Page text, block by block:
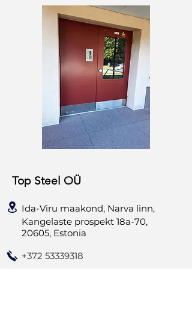
Top Steel OÜ
Ida-Viru maakond, Narva linn,
Kangelaste prospekt 18a-70,
20605, Estonia
+372 53339318